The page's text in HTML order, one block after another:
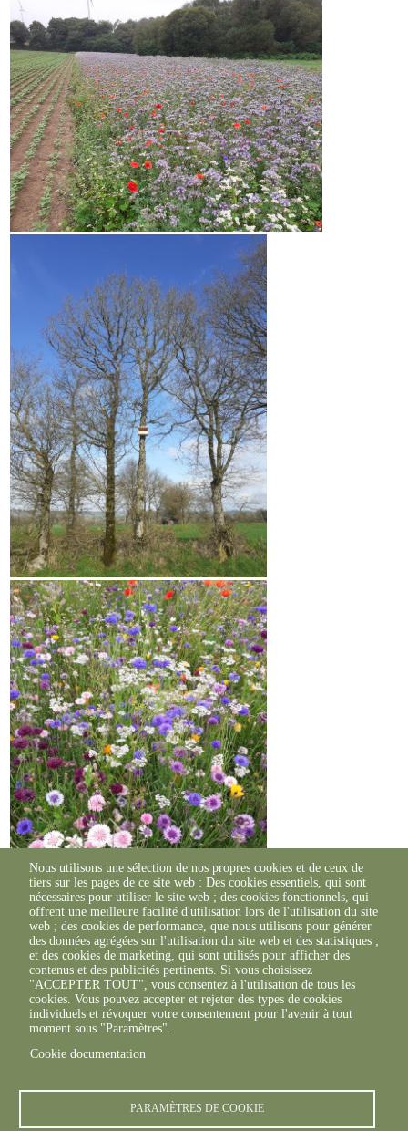
Nous utilisons une sélection de nos propres cookies et de ceux de
tiers sur les pages de ce site web : Des cookies essentiels, qui sont
nécessaires pour utiliser le site web ; des cookies fonctionnels, qui
offrent une meilleure facilité d'utilisation lors de l'utilisation du site
web ; des cookies de performance, que nous utilisons pour générer
des données agrégées sur l'utilisation du site web et des statistiques ;
et des cookies de marketing, qui sont utilisés pour afficher des
contenus et des publicités pertinents. Si vous choisissez
"ACCEPTER TOUT", vous consentez à l'utilisation de tous les
cookies. Vous pouvez accepter et rejeter des types de cookies
individuels et révoquer votre consentement pour l'avenir à tout
moment sous "Paramètres".
Cookie documentation
PARAMÈTRES DE COOKIE